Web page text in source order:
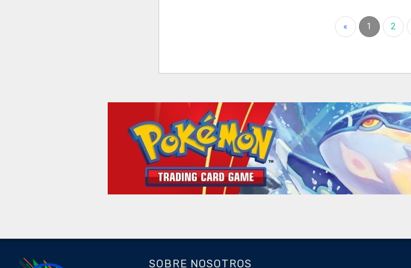
« 1 2
SOBRE NOSOTROS